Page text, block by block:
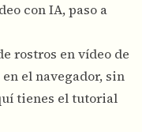
con IA, paso a
rostros en vídeo de
el navegador, sin
tienes el tutorial